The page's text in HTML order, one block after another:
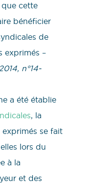
cette
bénéficier
de
exprimés –
n°14-
a été établie
, la
se fait
lors du
à la
et des